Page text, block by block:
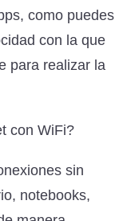
como puedes
con la que
para realizar la
con WiFi?
sin
notebooks,